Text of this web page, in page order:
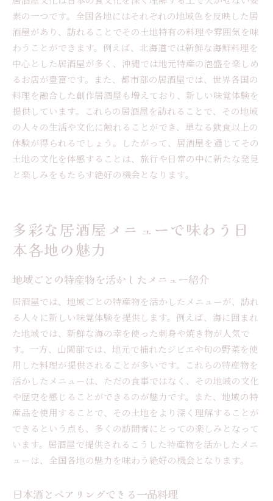
素の一つです。全国各地にはそれぞれの地域色を反映した居
酒屋があり、訪れることでその土地特有の料理や雰囲気を味
わうことができます。例えば、北海道では新鮮な海鮮料理を
中心とした居酒屋が多く、沖縄では地元特産の泡盛を楽しめ
るお店が豊富です。また、都市部の居酒屋では、世界各国の
料理を融合した創作居酒屋も増えており、新しい味覚体験を
提供しています。これらの居酒屋を訪れることで、その地域
の人々の生活や文化に触れることができ、単なる飲食以上の
体験が得られるでしょう。したがって、居酒屋を通じてその
土地の文化を体感することは、旅行や日常の中に新たな発見
と楽しみをもたらす絶好の機会となります。
多彩な居酒屋メニューで味わう日
本各地の魅力
地域ごとの特産物を活かしたメニュー紹介
居酒屋では、地域ごとの特産物を活かしたメニューが、訪れ
る人々に新しい味覚体験を提供します。例えば、海に囲まれ
た地域では、新鮮な海の幸を使った刺身や焼き物が人気で
す。一方、山間部では、地元で捕れたジビエや旬の野菜を使
用した料理が提供されることが多いです。これらの特産物を
活かしたメニューは、ただの食事ではなく、その地域の文化
や歴史を感じることができるのが魅力です。また、地域の特
産品を使用することで、その土地をより深く理解することが
できるという点も、多くの訪問者にとっての楽しみとなって
います。居酒屋で提供されるこうした特産物を活かしたメニ
ューは、全国各地の魅力を味わう絶好の機会となります。
日本酒とペアリングできる一品料理